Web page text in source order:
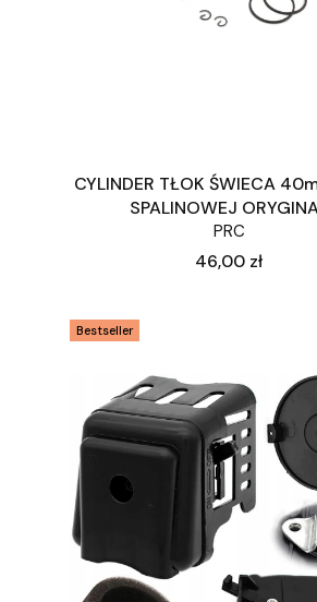
CYLINDER TŁOK ŚWIECA
SPALINOWEJ
PRC
Cena
46,00 zł
Bestseller